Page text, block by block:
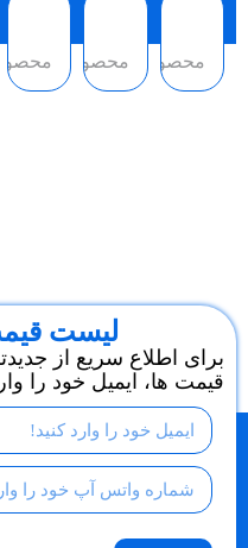
محصول محصول محصول
لیست
برای اطلاع سریع از
قیمت ها، ایمیل خود را